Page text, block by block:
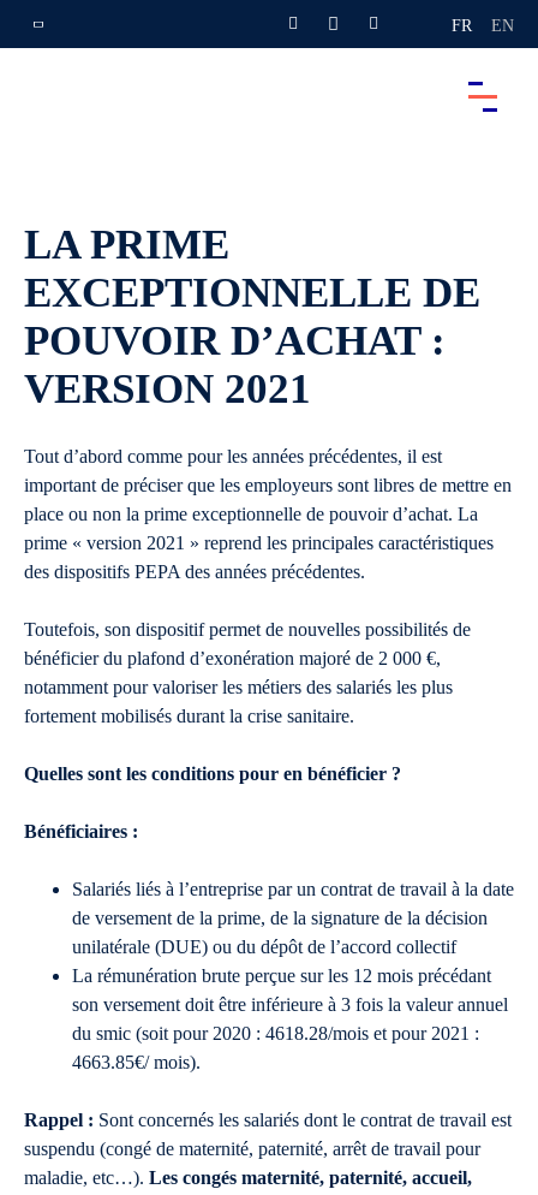
FR EN
LA PRIME
EXCEPTIONNELLE DE
POUVOIR D’ACHAT :
VERSION 2021
Tout d’abord comme pour les années précédentes, il est
important de préciser que les employeurs sont libres de mettre en
place ou non la prime exceptionnelle de pouvoir d’achat. La
prime « version 2021 » reprend les principales caractéristiques
des dispositifs PEPA des années précédentes.
Toutefois, son dispositif permet de nouvelles possibilités de
bénéficier du plafond d’exonération majoré de 2 000 €,
notamment pour valoriser les métiers des salariés les plus
fortement mobilisés durant la crise sanitaire.
Quelles sont les conditions pour en bénéficier ?
Bénéficiaires :
Salariés liés à l’entreprise par un contrat de travail à la date
de versement de la prime, de la signature de la décision
unilatérale (DUE) ou du dépôt de l’accord collectif
La rémunération brute perçue sur les 12 mois précédant
son versement doit être inférieure à 3 fois la valeur annuel
du smic (soit pour 2020 : 4618.28/mois et pour 2021 :
4663.85€/ mois).
Rappel : Sont concernés les salariés dont le contrat de travail est
suspendu (congé de maternité, paternité, arrêt de travail pour
maladie, etc…). Les congés maternité, paternité, accueil,